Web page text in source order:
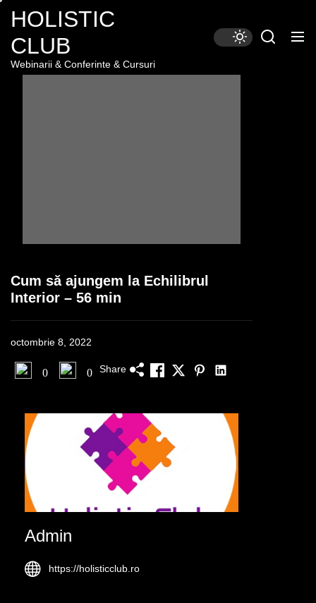
the
content
HOLISTIC
CLUB
Webinarii & Conferinte & Cursuri
Cum să ajungem la Echilibrul
Interior – 56 min
octombrie 8, 2022
0 0 Share
Admin
https://holisticclub.ro